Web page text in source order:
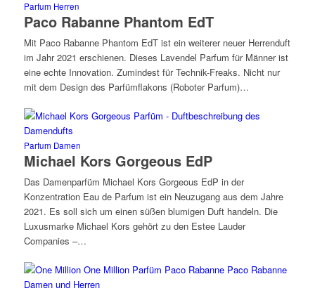
Parfum Herren
Paco Rabanne Phantom EdT
Mit Paco Rabanne Phantom EdT ist ein weiterer neuer Herrenduft
im Jahr 2021 erschienen. Dieses Lavendel Parfum für Männer ist
eine echte Innovation. Zumindest für Technik-Freaks. Nicht nur
mit dem Design des Parfümflakons (Roboter Parfum)…
Parfum Damen
Michael Kors Gorgeous EdP
Das Damenparfüm Michael Kors Gorgeous EdP in der
Konzentration Eau de Parfum ist ein Neuzugang aus dem Jahre
2021. Es soll sich um einen süßen blumigen Duft handeln. Die
Luxusmarke Michael Kors gehört zu den Estee Lauder
Companies –…